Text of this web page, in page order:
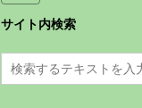
サイト内検索